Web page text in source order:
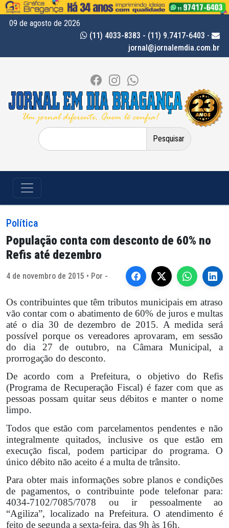
09 de agosto de 2026
(11) 4033-8383 - (11) 9.7417-6403 -
jornal@jornalemdia.com.br
Pesquisar
por:
Política
População conta com desconto de 60% no
Refis até dezembro
4 de novembro de 2015 • Por -
Os contribuintes que têm tributos municipais em atraso
vão contar com o abatimento de 60% de juros e multas
até o dia 30 de dezembro de 2015. A medida será
possível porque os vereadores aprovaram, em sessão
do dia 27 de outubro, na Câmara Municipal, a
prorrogação do desconto.
De acordo com a Prefeitura, o objetivo do Refis
(Programa de Recuperação Fiscal) é fazer com que as
pessoas possam quitar seus débitos e manter o nome
limpo.
Todos que estão com parcelamentos pendentes e não
integralmente quitados, inclusive os que estão em
execução fiscal, podem participar do programa. O
único débito não aceito é a multa de trânsito.
Para obter mais informações sobre planos e condições
de pagamentos, o contribuinte pode telefonar para:
4034-7102/7085/7078 ou ir pessoalmente ao
“Agiliza”, localizado na Prefeitura. O atendimento é
feito de segunda a sexta-feira, das 9h às 16h.